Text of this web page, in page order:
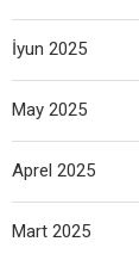
İyun 2025
May 2025
Aprel 2025
Mart 2025